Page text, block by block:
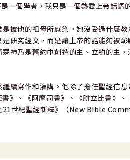
一個學者，我只是一個熱愛上帝話語的
被他的祖母所感染。她沒受過什麼
研究經文，而是讓上帝的話能夠被
神乃是舊約中創造的主、立約的主
續寫作和演講。他除了擔任聖經信
》、《阿摩司書》、《腓立比書》
世紀聖經新釋》（New Bible